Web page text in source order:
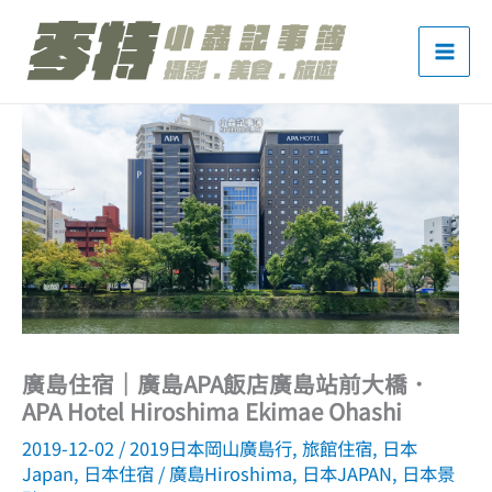
廣島住宿｜廣島APA飯店廣島站前大橋．
APA Hotel Hiroshima Ekimae Ohashi
2019-12-02 /2019日本岡山廣島行, 旅館住宿, 日本
Japan, 日本住宿 / 廣島Hiroshima, 日本JAPAN, 日本景